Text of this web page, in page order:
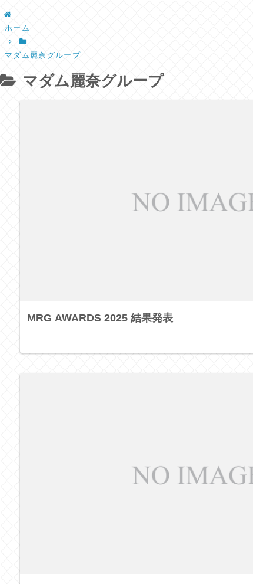
ホーム
マダム麗奈グループ
マダム麗奈グループ
MRG AWARDS 2025 結果発表